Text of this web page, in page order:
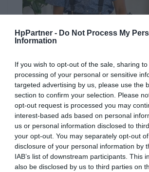
HpPartner - Do Not Process My
Information
If you wish to opt-out of the sale, sharing
processing of your personal or sensitive
targeted advertising by us, please use the
section to confirm your selection. Please
opt-out request is processed you may
interest-based ads based on personal
us or personal information disclosed to
your opt-out. You may separately opt-out
disclosure of your personal information by
IAB’s list of downstream participants. This
also be disclosed by us to third parties on
Wyraźny, ostry tekst w
bogate półtony
Przedstawiaj swoje pomysły na biznes za
najwyższej jakości wydruków – spraw, żeby
wyróżniała.